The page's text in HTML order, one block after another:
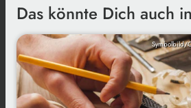
Das könnte Dich auch
Symbolbild/